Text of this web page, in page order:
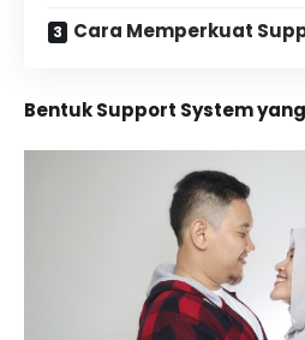
Cara Memperkuat
Bentuk Support System